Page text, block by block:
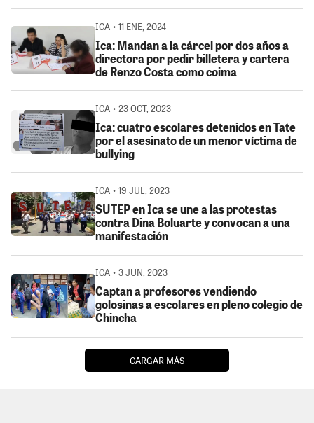
ICA • 11 ENE, 2024
Ica: Mandan a la cárcel por dos años a
directora por pedir billetera y cartera
de Renzo Costa como coima
ICA • 23 OCT, 2023
Ica: cuatro escolares detenidos en Tate
por el asesinato de un menor víctima de
bullying
ICA • 19 JUL, 2023
SUTEP en Ica se une a las protestas
contra Dina Boluarte y convocan a una
manifestación
ICA • 3 JUN, 2023
Captan a profesores vendiendo
golosinas a escolares en pleno colegio de
Chincha
CARGAR MÁS